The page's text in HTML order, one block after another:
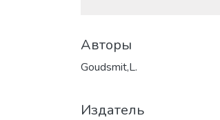
Авторы
Goudsmit,L.
Издатель